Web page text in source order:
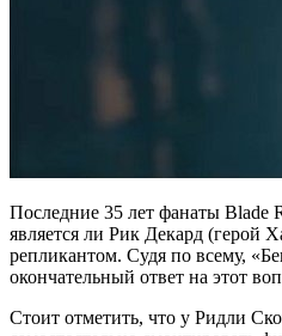
Последние 35 лет фанаты Blade
является ли Рик Декард (герой
репликантом. Судя по всему,
окончательный ответ на этот
Стоит отметить, что у Ридли